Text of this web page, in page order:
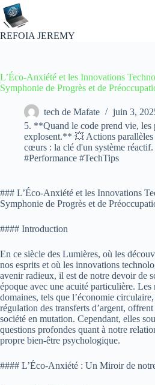
Passer
au
contenu
REFOIA JEREMY
L’Éco-Anxiété et les Innovations
Symphonie de Progrès et de
tech de Mafate
juin 3,
5. **Quand le code prend vie, les
explosent.** 💥 Actions
cœurs : la clé d'un système
#Performance #TechTips
### L’Éco-Anxiété et les Innovations
Symphonie de Progrès et de
#### Introduction
En ce siècle des Lumières, où les
nos esprits et où les innovations
avenir radieux, il est de notre devoir de
époque avec une acuité particulière. Les
domaines, tels que l’économie
régulation des transferts d’argent,
société en mutation. Cependant, elles
questions profondes quant à notre
propre bien-être psychologique.
#### L’Éco-Anxiété : Un Miroir de